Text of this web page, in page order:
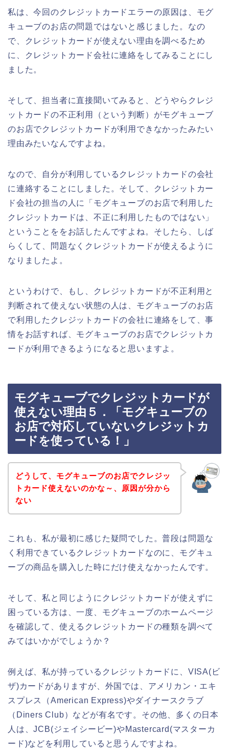
私は、今回のクレジットカードエラーの原因は、モグ
キューブのお店の問題ではないと感じました。なの
で、クレジットカードが使えない理由を調べるため
に、クレジットカード会社に連絡をしてみることにし
ました。
そして、担当者に直接聞いてみると、どうやらクレジ
ットカードの不正利用（という判断）がモグキューブ
のお店でクレジットカードが利用できなかったみたい
理由みたいなんですよね。
なので、自分が利用しているクレジットカードの会社
に連絡することにしました。そして、クレジットカー
ド会社の担当の人に「モグキューブのお店で利用した
クレジットカードは、不正に利用したものではない」
ということををお話したんですよね。そしたら、しば
らくして、問題なくクレジットカードが使えるように
なりましたよ。
というわけで、もし、クレジットカードが不正利用と
判断されて使えない状態の人は、モグキューブのお店
で利用したクレジットカードの会社に連絡をして、事
情をお話すれば、モグキューブのお店でクレジットカ
ードが利用できるようになると思いますよ。
モグキューブでクレジットカードが
使えない理由５．「モグキューブの
お店で対応していないクレジットカ
ードを使っている！」
どうして、モグキューブのお店でクレジッ
トカード使えないのかな～、原因が分から
ない
これも、私が最初に感じた疑問でした。普段は問題な
く利用できているクレジットカードなのに、モグキュ
ーブの商品を購入した時にだけ使えなかったんです。
そして、私と同じようにクレジットカードが使えずに
困っている方は、一度、モグキューブのホームページ
を確認して、使えるクレジットカードの種類を調べて
みてはいかがでしょうか？
例えば、私が持っているクレジットカードに、VISA(ビ
ザ)カードがありますが、外国では、アメリカン・エキ
スプレス（American Express)やダイナースクラブ
（Diners Club）などが有名です。その他、多くの日本
人は、JCB(ジェイシービー)やMastercard(マスターカ
ード)などを利用していると思うんですよね。